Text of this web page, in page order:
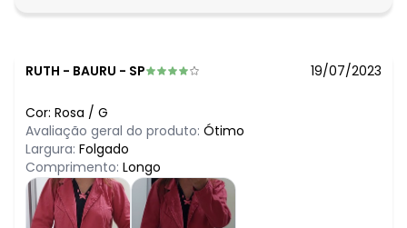
RUTH - BAURU - SP 19/07/2023
Cor: Rosa / G
Avaliação geral do produto: Ótimo
Largura: Folgado
Comprimento: Longo